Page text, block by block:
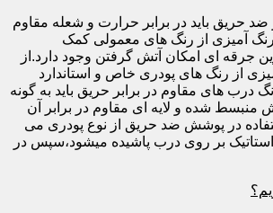
حریق باید در برابر حرارت و شعله مقاوم
رنگ آمیزی از رنگ های معمولی کمک
جرقه ای امکان آتش گرفتن وجود دارد.از
از رنگ های پودری خاص و استاندارد
درب های مقاوم در برابر حریق باید به گونه
منبسط شده و لایه ای مقاوم در برابر آن
در پوشش ضد حریق از نوع پودری می
بر روی درب پاشیده میشود،سپس در